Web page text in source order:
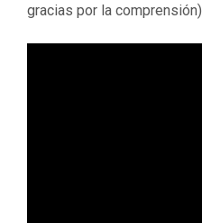
gracias por la comprensión)